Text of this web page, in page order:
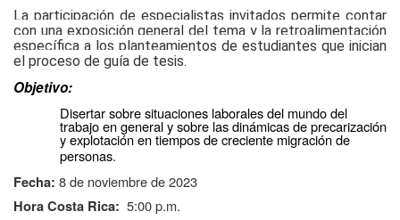
La participación de especialistas invitados permite contar
con una exposición general del tema y la retroalimentación
específica a los planteamientos de estudiantes que inician
el proceso de guía de tesis.
Objetivo:
Disertar sobre situaciones laborales del mundo del
trabajo en general y sobre las dinámicas de precarización
y explotación en tiempos de creciente migración de
personas.
Fecha: 8 de noviembre de 2023
Hora Costa Rica: 5:00 p.m.